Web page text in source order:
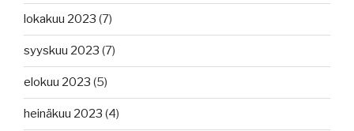
lokakuu 2023 (7)
syyskuu 2023 (7)
elokuu 2023 (5)
heinäkuu 2023 (4)